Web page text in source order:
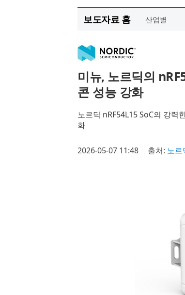
보도자료 홈 산업별
미뉴, 노르딕의
콘 성능 강화
노르딕 nRF54L15 SoC의 강력
화
2026-05-07 11:48 출처: 노르